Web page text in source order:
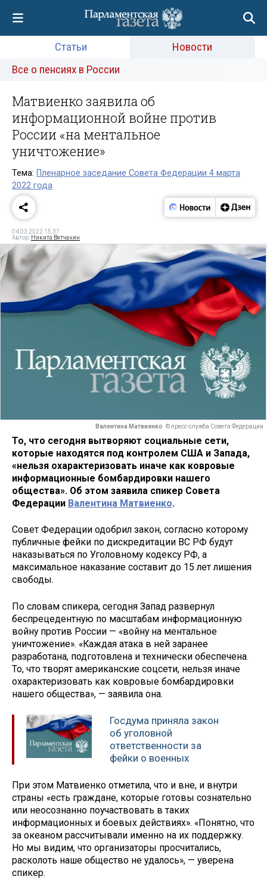
Статьи
Новости
Все о пенсиях в России
Матвиенко заявила об
информационной войне против
России «на ментальное
уничтожение»
Тема: Пленарное заседание Совета Федерации 4 марта
2022 года
04.03.2022 15:37
Автор: Никита Вятчанин
Валентина Матвиенко © пресс-служба Совета Федерации
То, что сегодня вытворяют социальные сети,
которые находятся под контролем США и Запада,
«нельзя охарактеризовать иначе как ковровые
информационные бомбардировки нашего
общества». Об этом заявила спикер Совета
Федерации Валентина Матвиенко.
Совет Федерации одобрил закон, согласно которому
публичные фейки по дискредитации ВС РФ будут
наказываться по Уголовному кодексу РФ, а
максимальное наказание составит до 15 лет лишения
свободы.
По словам спикера, сегодня Запад развернул
беспрецедентную по масштабам информационную
войну против России — «войну на ментальное
уничтожение». «Каждая атака в ней заранее
разработана, подготовлена и технически обеспечена.
То, что творят американские соцсети, нельзя иначе
охарактеризовать как ковровые бомбардировки
нашего общества», — заявила она.
Госдума приняла закон
об уголовной
ответственности за
фейки о военных
При этом Матвиенко отметила, что и вне, и внутри
страны «есть граждане, которые готовы сознательно
или неосознанно поучаствовать в таких
информационных и боевых действиях». «Понятно, что
за океаном рассчитывали именно на их поддержку.
Но мы видим, что организаторы просчитались,
расколоть наше общество не удалось», — уверена
спикер.